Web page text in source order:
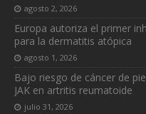
agosto 2, 2026
Europa autoriza el primer
para la dermatitis atópica
agosto 1, 2026
Bajo riesgo de cáncer de
JAK en artritis reumatoide
julio 31, 2026